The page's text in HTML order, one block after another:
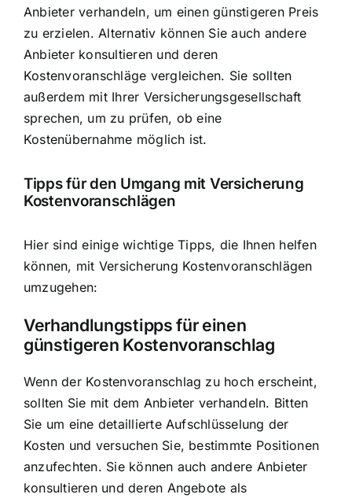
Anbieter verhandeln, um einen günstigeren Preis
zu erzielen. Alternativ können Sie auch andere
Anbieter konsultieren und deren
Kostenvoranschläge vergleichen. Sie sollten
außerdem mit Ihrer Versicherungsgesellschaft
sprechen, um zu prüfen, ob eine
Kostenübernahme möglich ist.
Tipps für den Umgang mit Versicherung
Kostenvoranschlägen
Hier sind einige wichtige Tipps, die Ihnen helfen
können, mit Versicherung Kostenvoranschlägen
umzugehen:
Verhandlungstipps für einen
günstigeren Kostenvoranschlag
Wenn der Kostenvoranschlag zu hoch erscheint,
sollten Sie mit dem Anbieter verhandeln. Bitten
Sie um eine detaillierte Aufschlüsselung der
Kosten und versuchen Sie, bestimmte Positionen
anzufechten. Sie können auch andere Anbieter
konsultieren und deren Angebote als